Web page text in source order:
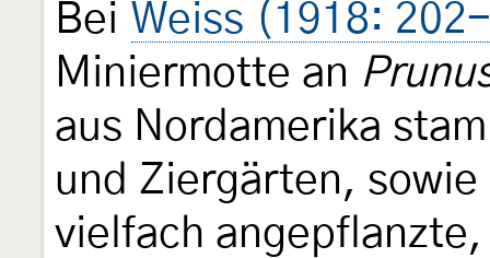
Bei Weiss (1918:
Miniermotte an
aus Nordamerika
und Ziergärten,
vielfach